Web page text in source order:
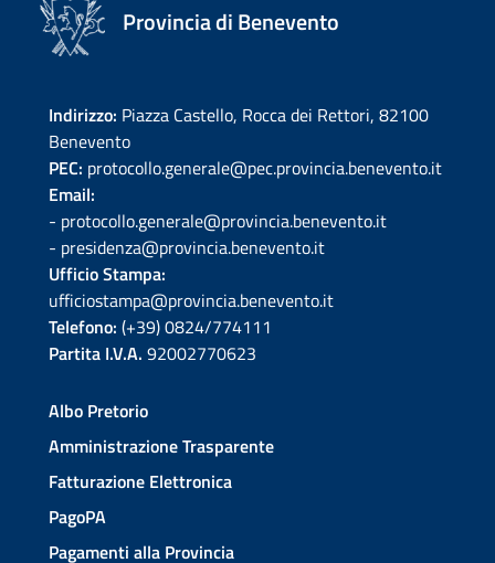
Provincia di Benevento
Indirizzo: Piazza Castello, Rocca dei Rettori, 82100
Benevento
PEC: protocollo.generale@pec.provincia.benevento.it
Email:
- protocollo.generale@provincia.benevento.it
- presidenza@provincia.benevento.it
Ufficio Stampa:
ufficiostampa@provincia.benevento.it
Telefono: (+39) 0824/774111
Partita I.V.A. 92002770623
Albo Pretorio
Amministrazione Trasparente
Fatturazione Elettronica
PagoPA
Pagamenti alla Provincia